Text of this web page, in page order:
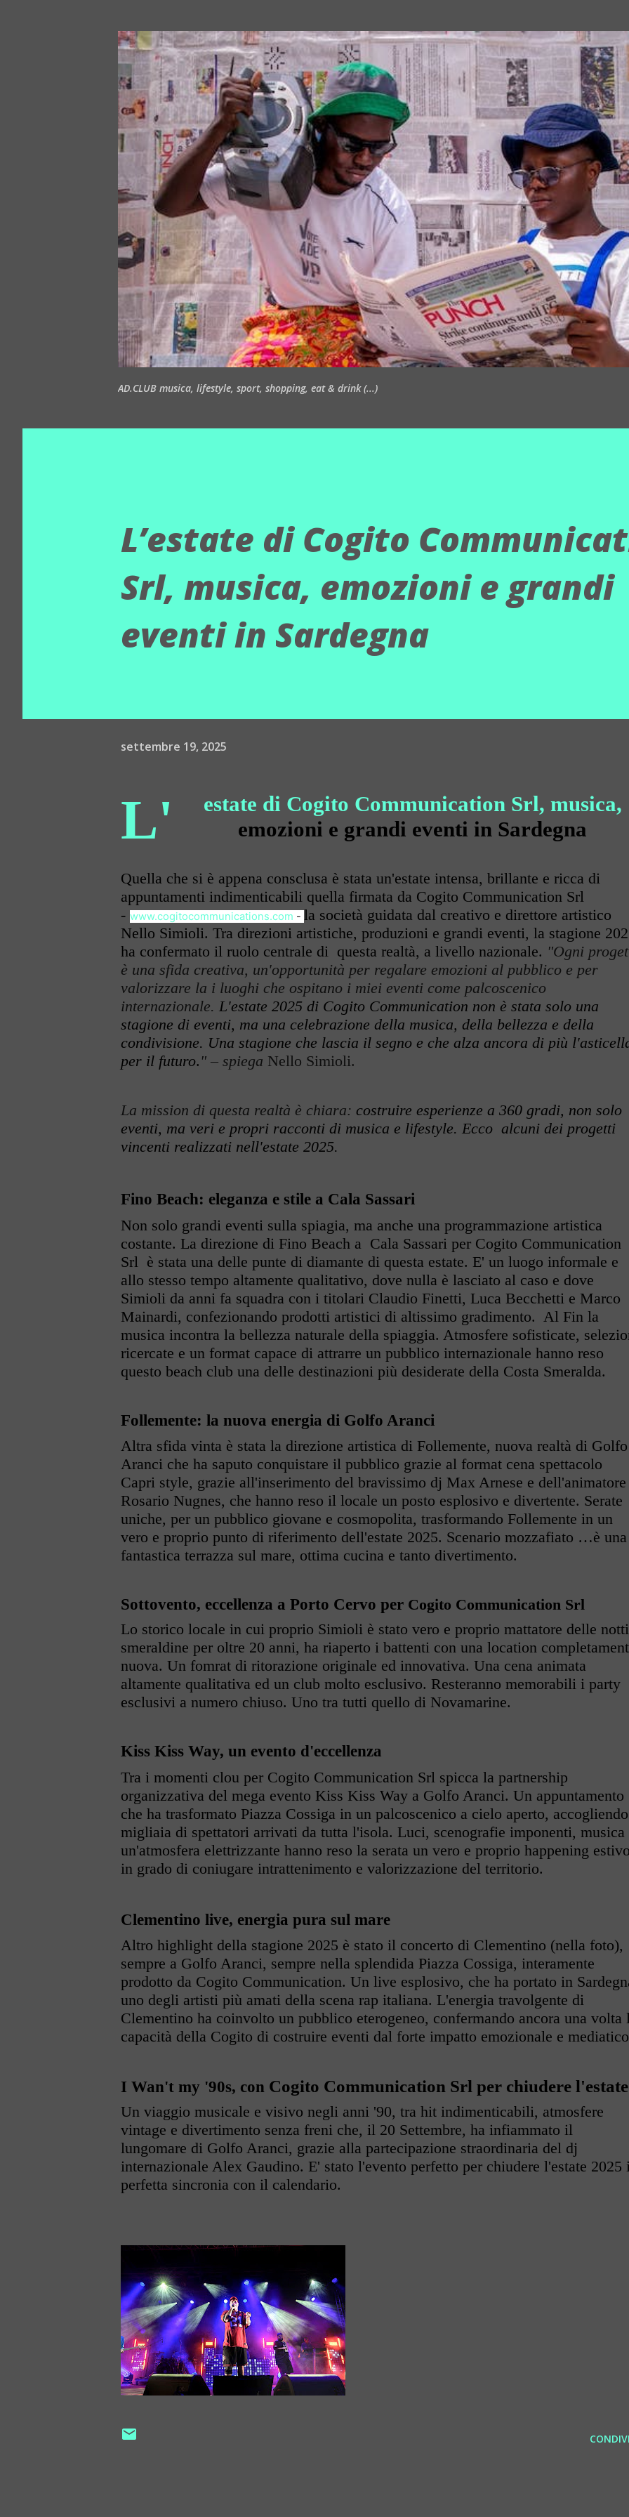
AD.CLUB musica, lifestyle, sport, shopping, eat & drink (...)
L’estate di Cogito
Srl, musica, emozioni e grandi
eventi in Sardegna
settembre 19, 2025
L' estate di Cogito Communication Srl, musica,
emozioni e grandi eventi in Sardegna
Quella che si è appena consclusa è stata un'estate intensa, brillante e ricca di
appuntamenti indimenticabili quella firmata da Cogito Communication Srl
- www.cogitocommunications.com - la società guidata dal creativo e direttore artistico
Nello Simioli. Tra direzioni artistiche, produzioni e grandi eventi, la stagione
ha confermato il ruolo centrale di questa realtà, a livello nazionale. "Ogni
è una sfida creativa, un'opportunità per regalare emozioni al pubblico e per
valorizzare la i luoghi che ospitano i miei eventi come palcoscenico
internazionale. L'estate 2025 di Cogito Communication non è stata solo una
stagione di eventi, ma una celebrazione della musica, della bellezza e della
condivisione. Una stagione che lascia il segno e che alza ancora di più
per il futuro. " – spiega Nello Simioli.
La mission di questa realtà è chiara: costruire esperienze a 360 gradi, non solo
eventi, ma veri e propri racconti di musica e lifestyle. Ecco alcuni dei progetti
vincenti realizzati nell'estate 2025.
Fino Beach: eleganza e stile a Cala Sassari
Non solo grandi eventi sulla spiagia, ma anche una programmazione artistica
costante. La direzione di Fino Beach a Cala Sassari per Cogito Communication
Srl è stata una delle punte di diamante di questa estate. E' un luogo informale e
allo stesso tempo altamente qualitativo, dove nulla è lasciato al caso e dove
Simioli da anni fa squadra con i titolari Claudio Finetti, Luca Becchetti e Marco
Mainardi, confezionando prodotti artistici di altissimo gradimento. Al Fin la
musica incontra la bellezza naturale della spiaggia. Atmosfere sofisticate,
ricercate e un format capace di attrarre un pubblico internazionale hanno reso
questo beach club una delle destinazioni più desiderate della Costa Smeralda.
Follemente: la nuova energia di Golfo Aranci
Altra sfida vinta è stata la direzione artistica di Follemente, nuova realtà di Golfo
Aranci che ha saputo conquistare il pubblico grazie al format cena spettacolo
Capri style, grazie all'inserimento del bravissimo dj Max Arnese e dell'animatore
Rosario Nugnes, che hanno reso il locale un posto esplosivo e divertente. Serate
uniche, per un pubblico giovane e cosmopolita, trasformando Follemente in un
vero e proprio punto di riferimento dell'estate 2025. Scenario mozzafiato …è una
fantastica terrazza sul mare, ottima cucina e tanto divertimento.
Sottovento, eccellenza a Porto Cervo per Cogito Communication Srl
Lo storico locale in cui proprio Simioli è stato vero e proprio mattatore delle notti
smeraldine per oltre 20 anni, ha riaperto i battenti con una location
nuova. Un fomrat di ritorazione originale ed innovativa. Una cena animata
altamente qualitativa ed un club molto esclusivo. Resteranno memorabili i party
esclusivi a numero chiuso. Uno tra tutti quello di Novamarine.
Kiss Kiss Way, un evento d'eccellenza
Tra i momenti clou per Cogito Communication Srl spicca la partnership
organizzativa del mega evento Kiss Kiss Way a Golfo Aranci. Un appuntamento
che ha trasformato Piazza Cossiga in un palcoscenico a cielo aperto, accogliendo
migliaia di spettatori arrivati da tutta l'isola. Luci, scenografie imponenti, musica
un'atmosfera elettrizzante hanno reso la serata un vero e proprio happening
in grado di coniugare intrattenimento e valorizzazione del territorio.
Clementino live, energia pura sul mare
Altro highlight della stagione 2025 è stato il concerto di Clementino (nella foto),
sempre a Golfo Aranci, sempre nella splendida Piazza Cossiga, interamente
prodotto da Cogito Communication. Un live esplosivo, che ha portato in
uno degli artisti più amati della scena rap italiana. L'energia travolgente di
Clementino ha coinvolto un pubblico eterogeneo, confermando ancora una volta
capacità della Cogito di costruire eventi dal forte impatto emozionale e
I Wan't my '90s, con Cogito Communication Srl per chiudere l'estate
Un viaggio musicale e visivo negli anni '90, tra hit indimenticabili, atmosfere
vintage e divertimento senza freni che, il 20 Settembre, ha infiammato il
lungomare di Golfo Aranci, grazie alla partecipazione straordinaria del dj
internazionale Alex Gaudino. E' stato l'evento perfetto per chiudere l'estate 2025
perfetta sincronia con il calendario.